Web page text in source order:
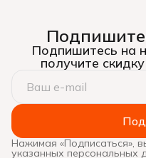
Подпишитесь на
получите
Нажимая «Подписаться»,
указанных персональных